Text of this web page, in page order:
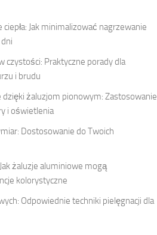
Jak minimalizować nagrzewanie
czystości: Praktyczne porady dla
i brudu
żaluzjom pionowym: Zastosowanie
i oświetlenia
Dostosowanie do Twoich
żaluzje aluminiowe mogą
kolorystyczne
Odpowiednie techniki pielęgnacji dla